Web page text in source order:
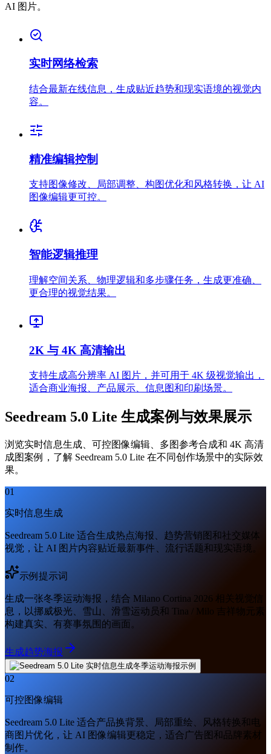
AI 图片。
实时网络检索
结合最新在线信息，生成贴近趋势和现实语境的视觉内
容。
精准编辑控制
支持图像修改、局部调整、构图优化和风格转换，让 AI
图像编辑更可控。
智能逻辑推理
理解空间关系、物理逻辑和多步骤任务，生成更准确、
更合理的视觉结果。
2K 与 4K 高清输出
支持生成高分辨率 AI 图片，并可用于 4K 级视觉输出，
适合商业海报、产品展示、信息图和印刷场景。
Seedream 5.0 Lite 生成案例与效果展示
浏览实时信息生成、可控图像编辑、多图参考合成和 4K 高清
成图案例，了解 Seedream 5.0 Lite 在不同创作场景中的实际效
果。
01
实时信息生成
Seedream 5.0 Lite 适合生成热点海报、趋势营销图和社交媒体
视觉，让 AI 图片内容贴近最新事件、流行话题和现实语境。
示例提示词
生成一张冬季运动海报，结合 Milano Cortina 2026 相关视觉信
息，以挪威极光、雪山、滑雪运动员和 Tina / Milo 吉祥物元素
构建真实、有赛事氛围的画面。
生成趋势海报
02
可控图像编辑
Seedream 5.0 Lite 适合产品换背景、局部重绘、风格转换和电
商图片优化，让 AI 图像编辑更稳定，适合广告图和品牌素材
制作。